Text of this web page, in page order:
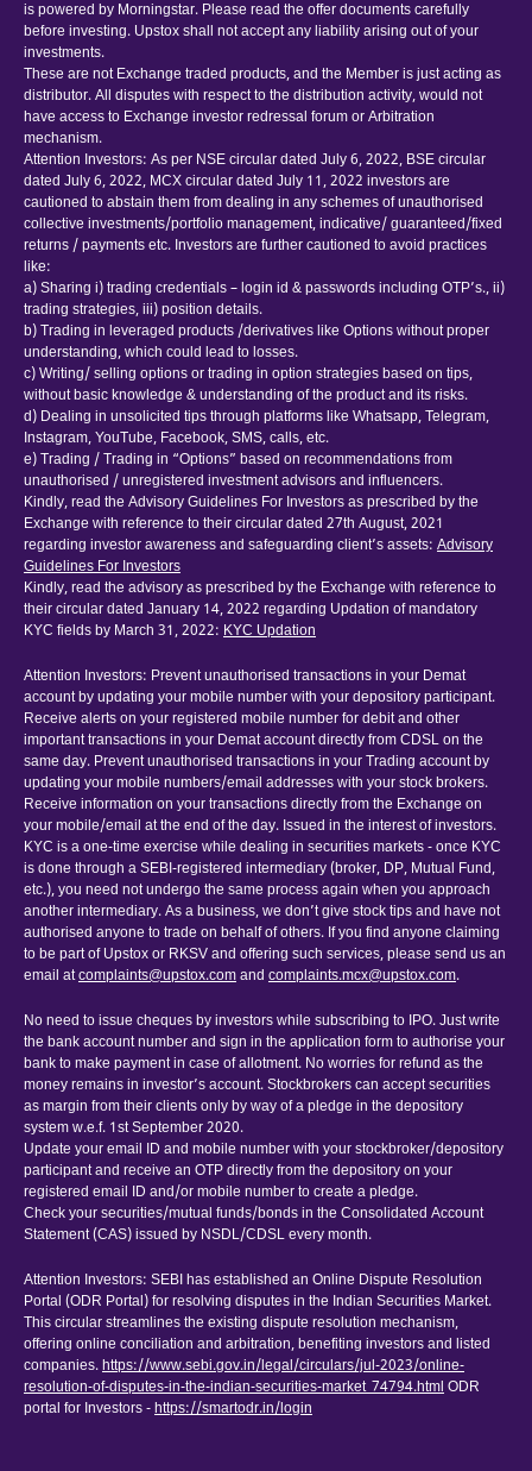
is powered by Morningstar. Please read the offer documents carefully
before investing. Upstox shall not accept any liability arising out of your
investments.
These are not Exchange traded products, and the Member is just acting as
distributor. All disputes with respect to the distribution activity, would not
have access to Exchange investor redressal forum or Arbitration
mechanism.
Attention Investors: As per NSE circular dated July 6, 2022, BSE circular
dated July 6, 2022, MCX circular dated July 11, 2022 investors are
cautioned to abstain them from dealing in any schemes of unauthorised
collective investments/portfolio management, indicative/ guaranteed/fixed
returns / payments etc. Investors are further cautioned to avoid practices
like:
a) Sharing i) trading credentials – login id & passwords including OTP’s., ii)
trading strategies, iii) position details.
b) Trading in leveraged products /derivatives like Options without proper
understanding, which could lead to losses.
c) Writing/ selling options or trading in option strategies based on tips,
without basic knowledge & understanding of the product and its risks.
d) Dealing in unsolicited tips through platforms like Whatsapp, Telegram,
Instagram, YouTube, Facebook, SMS, calls, etc.
e) Trading / Trading in “Options” based on recommendations from
unauthorised / unregistered investment advisors and influencers.
Kindly, read the Advisory Guidelines For Investors as prescribed by the
Exchange with reference to their circular dated 27th August, 2021
regarding investor awareness and safeguarding client’s assets: Advisory
Guidelines For Investors
Kindly, read the advisory as prescribed by the Exchange with reference to
their circular dated January 14, 2022 regarding Updation of mandatory
KYC fields by March 31, 2022: KYC Updation
Attention Investors: Prevent unauthorised transactions in your Demat
account by updating your mobile number with your depository participant.
Receive alerts on your registered mobile number for debit and other
important transactions in your Demat account directly from CDSL on the
same day. Prevent unauthorised transactions in your Trading account by
updating your mobile numbers/email addresses with your stock brokers.
Receive information on your transactions directly from the Exchange on
your mobile/email at the end of the day. Issued in the interest of investors.
KYC is a one-time exercise while dealing in securities markets - once KYC
is done through a SEBI-registered intermediary (broker, DP, Mutual Fund,
etc.), you need not undergo the same process again when you approach
another intermediary. As a business, we don’t give stock tips and have not
authorised anyone to trade on behalf of others. If you find anyone claiming
to be part of Upstox or RKSV and offering such services, please send us an
email atcomplaints@upstox.comand complaints.mcx@upstox.com.
No need to issue cheques by investors while subscribing to IPO. Just write
the bank account number and sign in the application form to authorise your
bank to make payment in case of allotment. No worries for refund as the
money remains in investor’s account. Stockbrokers can accept securities
as margin from their clients only by way of a pledge in the depository
system w.e.f. 1st September 2020.
Update your email ID and mobile number with your stockbroker/depository
participant and receive an OTP directly from the depository on your
registered email ID and/or mobile number to create a pledge.
Check your securities/mutual funds/bonds in the Consolidated Account
Statement (CAS) issued by NSDL/CDSL every month.
Attention Investors: SEBI has established an Online Dispute Resolution
Portal (ODR Portal) for resolving disputes in the Indian Securities Market.
This circular streamlines the existing dispute resolution mechanism,
offering online conciliation and arbitration, benefiting investors and listed
companies.https://www.sebi.gov.in/legal/circulars/jul-2023/online-
resolution-of-disputes-in-the-indian-securities-market_74794.html ODR
portal for Investors -https://smartodr.in/login